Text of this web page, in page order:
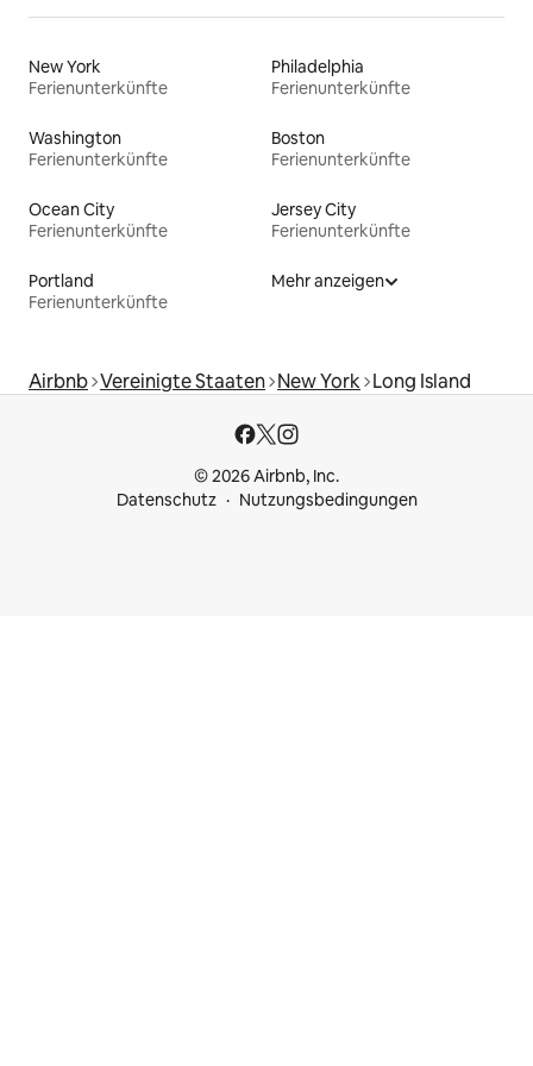
New York
Ferienunterkünfte
Philadelphia
Ferienunterkünfte
Washington
Ferienunterkünfte
Boston
Ferienunterkünfte
Ocean City
Ferienunterkünfte
Jersey City
Ferienunterkünfte
Portland
Ferienunterkünfte
Mehr anzeigen
Airbnb Vereinigte Staaten New York Long Island
© 2026 Airbnb, Inc.
Datenschutz
Nutzungsbedingungen